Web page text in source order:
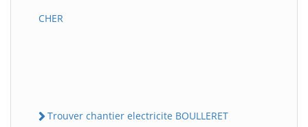
CHER
Trouver chantier electricite BOULLERET